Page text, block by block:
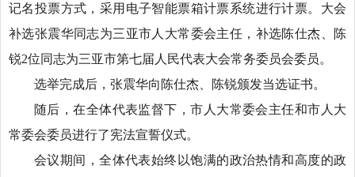
记名投票方式，采用电子智能票箱计票系统进行计票。大会
补选张震华同志为三亚市人大常委会主任，补选陈仕杰、陈
锐2位同志为三亚市第七届人民代表大会常务委员会委员。
选举完成后，张震华向陈仕杰、陈锐颁发当选证书。
随后，在全体代表监督下，市人大常委会主任和市人大
常委会委员进行了宪法宣誓仪式。
会议期间，全体代表始终以饱满的政治热情和高度的政